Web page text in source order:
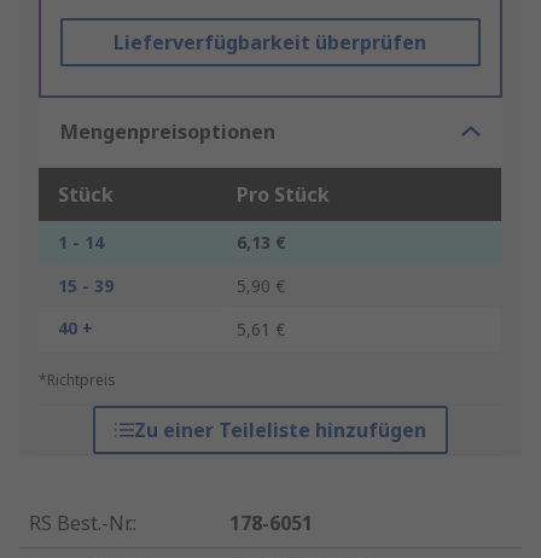
Lieferverfügbarkeit überprüfen
Mengenpreisoptionen
Stück Pro Stück
1 - 14
6,13 €
15 - 39
5,90 €
40 +
5,61 €
*Richtpreis
Zu einer Teileliste hinzufügen
RS Best.-Nr.:
178-6051